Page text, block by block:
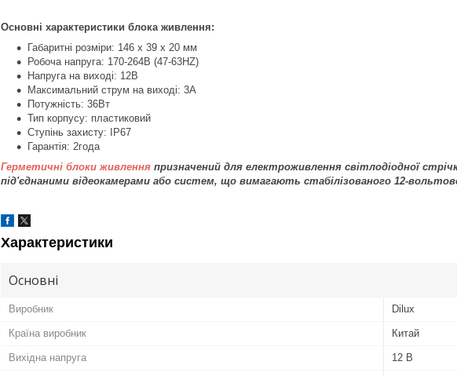
Основні характеристики блока живлення:
Габаритні розміри: 146 x 39 x 20 мм
Робоча напруга: 170-264В (47-63HZ)
Напруга на виході: 12В
Максимальний струм на виході: 3А
Потужність: 36Вт
Тип корпусу: пластиковий
Ступінь захисту: IP67
Гарантія: 2года
Герметичні блоки живлення призначений для електроживлення світлодіодної
під'єднаними відеокамерами або систем, що вимагають стабілізованого 12-
Характеристики
Основні
Виробник Dilux
Країна виробник Китай
Вихідна напруга 12 В